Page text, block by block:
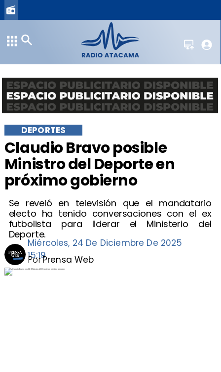
Claudio Bravo posible
Ministro del Deporte en
próximo gobierno
Se reveló en televisión que el mandatario
electo ha tenido conversaciones con el ex
futbolista para liderar el Ministerio del
Deporte.
DEPORTES
Miércoles, 24 De Diciembre De 2025
15:19Prensa Web
Por